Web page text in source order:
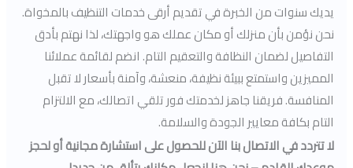
يديك سنوات من الخبرة في تقديم أرقى خدمات التنظيف بالمخواة.
نحن نؤمن بأن منزلك أو مكان عملك هو واجهتك، لذا نهتم بأدق
التفاصيل لضمان النظافة والتعقيم التام. انضم لقائمة عملائنا
المميزين واستمتع ببيئة نظيفة، منعشة، وآمنة بأسعار لا تقبل
المنافسة. فريقنا جاهز لخدمتك فور تلقي اتصالك، مع الالتزام
التام بكافة معايير الجودة والسلامة.
لا تتردد في الاتصال بنا الآن للحصول على استشارة مجانية أو لحجز